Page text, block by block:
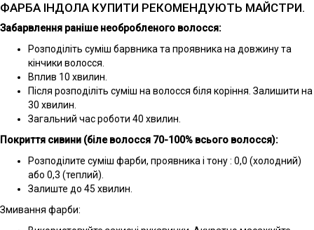
ФАРБА ІНДОЛА КУПИТИ РЕКОМЕНДУЮТЬ МАЙСТРИ.
Забарвлення раніше необробленого волосся:
Розподіліть суміш барвника та проявника на довжину та
кінчики волосся.
Вплив 10 хвилин.
Після розподіліть суміш на волосся біля коріння. Залишити на
30 хвилин.
Загальний час роботи 40 хвилин.
Покриття сивини (біле волосся 70-100% всього волосся):
Розподілите суміш фарби, проявника і тону : 0,0 (холодний)
або 0,3 (теплий).
Залиште до 45 хвилин.
Змивання фарби: